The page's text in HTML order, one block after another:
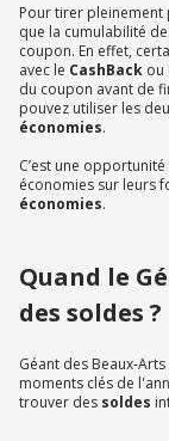
Pour tirer pleinement
que la cumulabilité
coupon. En effet,
avec le CashBack ou
du coupon avant de
pouvez utiliser les
économies.
C’est une
économies sur leurs
économies.
Quand le
des soldes ?
Géant des Beaux-
moments clés de
trouver des soldes